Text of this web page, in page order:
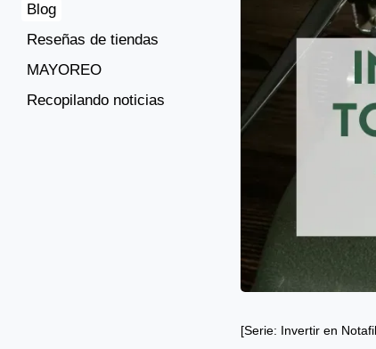
[Serie: Invertir en
Blog
Reseñas de tiendas
MAYOREO
Recopilando noticias